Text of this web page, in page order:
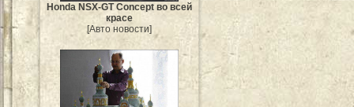
Honda NSX-GT Concept во всей
красе
[Авто новости]